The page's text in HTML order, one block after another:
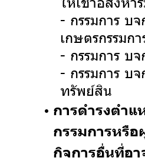
- กรรมการ บ
เกษตรกรรมก
- กรรมการ บ
- กรรมการ บ
ทรัพย์สิน
การดำรงตำแ
กรรมการหรือ
กิจการอื่นที่อา